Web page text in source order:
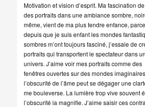
Motivation et vision d’esprit. Ma fascination
des portraits dans une ambiance sombre,
même, vient de ma plus tendre enfance,
depuis que je suis enfant les mondes
sombres m’ont toujours fasciné, j’essaie de
portraits qui transportent le spectateur dans
univers. J’aime voir mes portraits comme des
fenêtres ouvertes sur des mondes
l’obscurité de l’âme peut se dégager une
me bouleverse. La lumière trop vive souvent
l’obscurité la magnifie. J’aime saisir ces